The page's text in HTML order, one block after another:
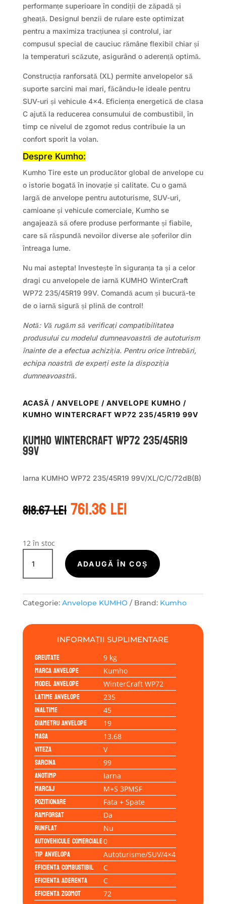
performanțe superioare în condiții de zăpadă și
gheață. Designul benzii de rulare este optimizat
pentru a maximiza tracțiunea și controlul, iar
compusul special de cauciuc rămâne flexibil chiar și
la temperaturi scăzute, asigurând o aderență optimă.
Construcția ranforsată (XL) permite anvelopelor să
suporte sarcini mai mari, făcându-le ideale pentru
SUV-uri și vehicule 4×4. Eficiența energetică de clasa
C ajută la reducerea consumului de combustibil, în
timp ce nivelul de zgomot redus contribuie la un
confort sporit la volan.
Despre Kumho:
Kumho Tire este un producător global de anvelope cu
o istorie bogată în inovație și calitate. Cu o gamă
largă de anvelope pentru autoturisme, SUV-uri,
camioane și vehicule comerciale, Kumho se
angajează să ofere produse performante și fiabile,
care să răspundă nevoilor diverse ale șoferilor din
întreaga lume.
Nu mai astepta! Investește în siguranța ta și a celor
dragi cu anvelopele de iarnă KUMHO WinterCraft
WP72 235/45R19 99V. Comandă acum și bucură-te
de o iarnă sigură și plină de control!
Notă: Vă rugăm să verificați compatibilitatea
produsului cu modelul dumneavoastră de autoturism
înainte de a efectua achiziția. Pentru orice întrebări,
echipa noastră de experți este la dispoziția
dumneavoastră.
ACASĂ / ANVELOPE / ANVELOPE KUMHO /
KUMHO WINTERCRAFT WP72 235/45R19 99V
Kumho WINTERCRAFT WP72 235/45R19
99V
Iarna KUMHO WP72 235/45R19 99V/XL/C/C/72dB(B)
818.67leiPrețul
inițial
818.67 lei.
761.36leiPrețul
curent
12 în stoc
Cantitate
Kumho
WINTERCRAFT
235/45R19
ADAUGĂ ÎN COȘ
Categorie: Anvelope KUMHO Brand: Kumho
INFORMAȚII SUPLIMENTARE
Greutate 9 kg
Marca anvelope Kumho
Model anvelope WinterCraft WP72
Latime anvelope 235
Inaltime 45
Diametru anvelope 19
Masa 13.68
Viteza V
Sarcina 99
Anotimp Iarna
Marcaj M+S 3PMSF
Pozitionare Fata + Spate
Ramforsat Da
Runflat Nu
Autovehicule comerciale0
Tip anvelopa Autoturisme/SUV/4×4
Eficienta Combustibil C
Eficienta Aderenta C
Eficienta Zgomot 72